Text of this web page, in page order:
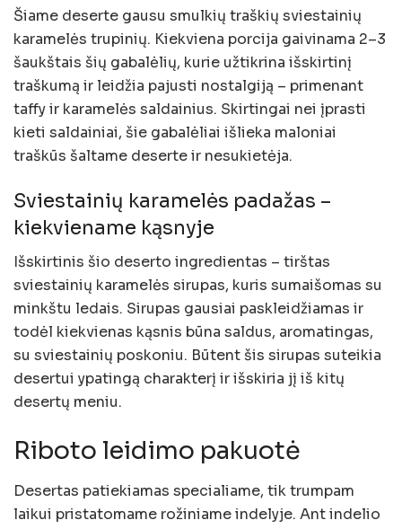
Šiame deserte gausu smulkių traškių sviestainių
karamelės trupinių. Kiekviena porcija gaivinama 2–3
šaukštais šių gabalėlių, kurie užtikrina išskirtinį
traškumą ir leidžia pajusti nostalgiją – primenant
taffy ir karamelės saldainius. Skirtingai nei įprasti
kieti saldainiai, šie gabalėliai išlieka maloniai
traškūs šaltame deserte ir nesukietėja.
Sviestainių karamelės padažas –
kiekviename kąsnyje
Išskirtinis šio deserto ingredientas – tirštas
sviestainių karamelės sirupas, kuris sumaišomas su
minkštu ledais. Sirupas gausiai paskleidžiamas ir
todėl kiekvienas kąsnis būna saldus, aromatingas,
su sviestainių poskoniu. Būtent šis sirupas suteikia
desertui ypatingą charakterį ir išskiria jį iš kitų
desertų meniu.
Riboto leidimo pakuotė
Desertas patiekiamas specialiame, tik trumpam
laikui pristatomame rožiniame indelyje. Ant indelio